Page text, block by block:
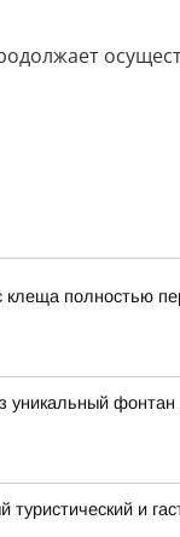
клеща полностью
фонтан
туристический и